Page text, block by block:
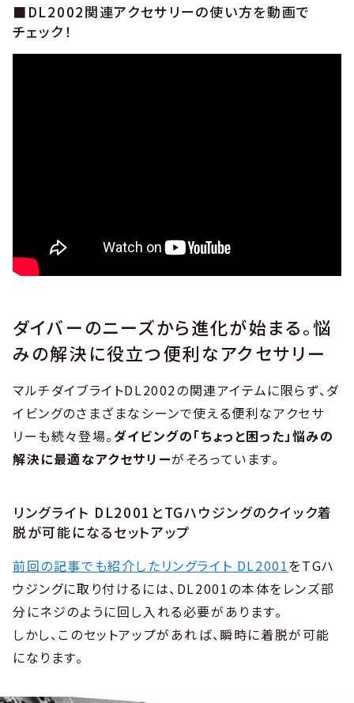
■DL2002関連アクセサリーの使い方を動画で
チェック！
ダイバーのニーズから進化が始まる。悩
みの解決に役立つ便利なアクセサリー
マルチダイブライトDL2002の関連アイテムに限らず、ダ
イビングのさまざまなシーンで使える便利なアクセサ
リーも続々登場。ダイビングの「ちょっと困った」悩みの
解決に最適なアクセサリーがそろっています。
リングライト DL2001とTGハウジングのクイック着
脱が可能になるセットアップ
前回の記事でも紹介したリングライト DL2001をTGハ
ウジングに取り付けるには、DL2001の本体をレンズ部
分にネジのように回し入れる必要があります。
しかし、このセットアップがあれば、瞬時に着脱が可能
になります。